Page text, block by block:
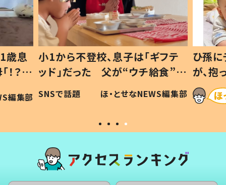
歳息
？」
編集部
小1から不登校、息子は「ギフテ
ッド」だった 父が“ウチ給食”を
作り続ける理由とは #令和の親
#令和の子
SNSで話題 ほ・とせなNEWS編集部
ひ孫
が、
「涙が
い」